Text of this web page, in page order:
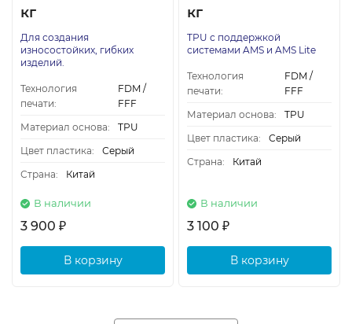
кг
Для создания
износостойких, гибких
изделий.
Технология
печати:
FDM /
FFF
Материал основа:
TPU
Цвет пластика:
Серый
Страна:
Китай
В наличии
3 900 ₽
В корзину
кг
TPU с поддержкой
системами AMS и AMS Lite
Технология
печати:
FDM /
FFF
Материал основа:
TPU
Цвет пластика:
Серый
Страна:
Китай
В наличии
3 100 ₽
В корзину